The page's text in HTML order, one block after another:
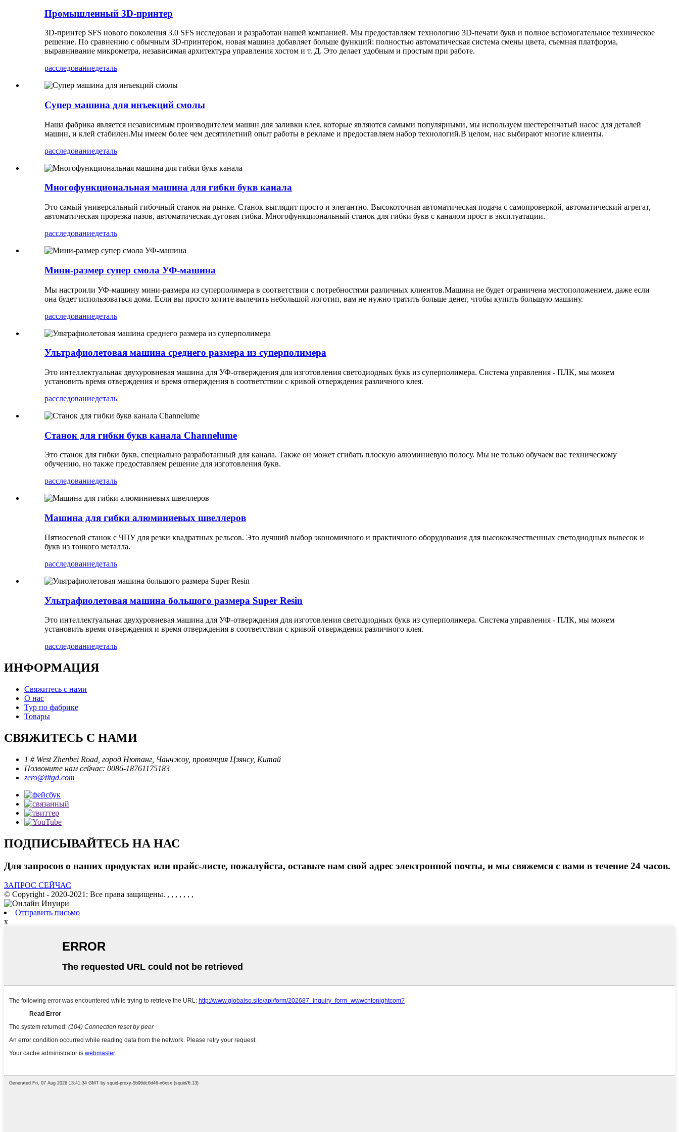
Промышленный 3D-принтер
3D-принтер SFS нового поколения 3.0 SFS исследован и разработан нашей компанией. Мы предоставляем технологию 3D-печати букв и полное вспомогательное техническое
решение. По сравнению с обычным 3D-принтером, новая машина добавляет больше функций: полностью автоматическая система смены цвета, съемная платформа,
выравнивание микрометра, независимая архитектура управления хостом и т. Д. Это делает удобным и простым при работе.
расследованиедеталь
Супер машина для инъекций смолы
Наша фабрика является независимым производителем машин для заливки клея, которые являются самыми популярными, мы используем шестеренчатый насос для деталей
машин, и клей стабилен.Мы имеем более чем десятилетний опыт работы в рекламе и предоставляем набор технологий.В целом, нас выбирают многие клиенты.
расследованиедеталь
Многофункциональная машина для гибки букв канала
Это самый универсальный гибочный станок на рынке. Станок выглядит просто и элегантно. Высокоточная автоматическая подача с самопроверкой, автоматический агрегат,
автоматическая прорезка пазов, автоматическая дуговая гибка. Многофункциональный станок для гибки букв с каналом прост в эксплуатации.
расследованиедеталь
Мини-размер супер смола УФ-машина
Мы настроили УФ-машину мини-размера из суперполимера в соответствии с потребностями различных клиентов.Машина не будет ограничена местоположением, даже если
она будет использоваться дома. Если вы просто хотите вылечить небольшой логотип, вам не нужно тратить больше денег, чтобы купить большую машину.
расследованиедеталь
Ультрафиолетовая машина среднего размера из суперполимера
Это интеллектуальная двухуровневая машина для УФ-отверждения для изготовления светодиодных букв из суперполимера. Система управления - ПЛК, мы можем
установить время отверждения и время отверждения в соответствии с кривой отверждения различного клея.
расследованиедеталь
Станок для гибки букв канала Channelume
Это станок для гибки букв, специально разработанный для канала. Также он может сгибать плоскую алюминиевую полосу. Мы не только обучаем вас техническому
обучению, но также предоставляем решение для изготовления букв.
расследованиедеталь
Машина для гибки алюминиевых швеллеров
Пятиосевой станок с ЧПУ для резки квадратных рельсов. Это лучший выбор экономичного и практичного оборудования для высококачественных светодиодных вывесок и
букв из тонкого металла.
расследованиедеталь
Ультрафиолетовая машина большого размера Super Resin
Это интеллектуальная двухуровневая машина для УФ-отверждения для изготовления светодиодных букв из суперполимера. Система управления - ПЛК, мы можем
установить время отверждения и время отверждения в соответствии с кривой отверждения различного клея.
расследованиедеталь
ИНФОРМАЦИЯ
Свяжитесь с нами
О нас
Тур по фабрике
Товары
СВЯЖИТЕСЬ С НАМИ
1 # West Zhenbei Road, город Нютанг, Чанчжоу, провинция Цзянсу, Китай
Позвоните нам сейчас: 0086-18761175183
zero@tltgd.com
ПОДПИСЫВАЙТЕСЬ НА НАС
Для запросов о наших продуктах или прайс-листе, пожалуйста, оставьте нам свой адрес электронной почты, и мы свяжемся с вами в течение 24 часов.
ЗАПРОС СЕЙЧАС
© Copyright - 2020-2021: Все права защищены. , , , , , , ,
Отправить письмо
x